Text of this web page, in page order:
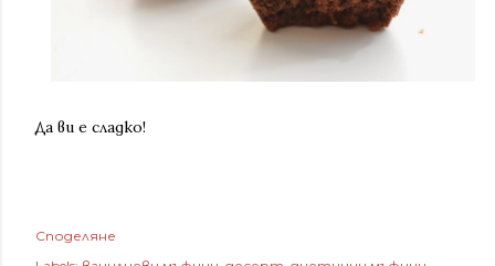
Да ви е сладко!
Споделяне